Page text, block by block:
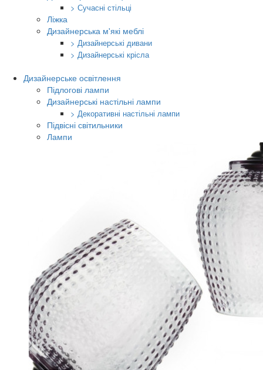
> Сучасні стільці
Ліжка
Дизайнерська м'які меблі
> Дизайнерські дивани
> Дизайнерські крісла
Дизайнерське освітлення
Підлогові лампи
Дизайнерські настільні лампи
> Декоративні настільні лампи
Підвісні світильники
Лампи